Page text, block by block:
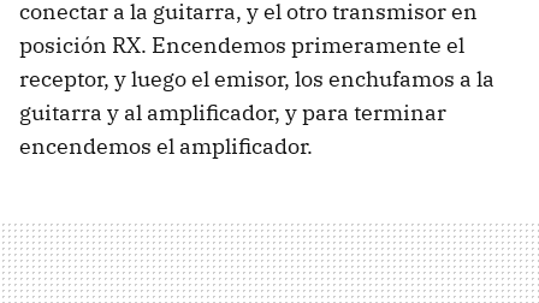
conectar a la guitarra, y el otro transmisor en
posición RX. Encendemos primeramente el
receptor, y luego el emisor, los enchufamos a la
guitarra y al amplificador, y para terminar
encendemos el amplificador.